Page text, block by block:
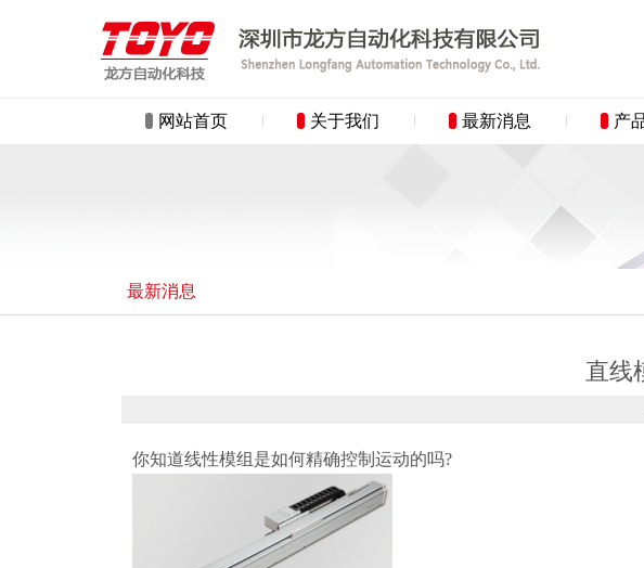
网站首页 关于我们 最新消息 产
最新消息
直线
你知道线性模组是如何精确控制运动的吗?